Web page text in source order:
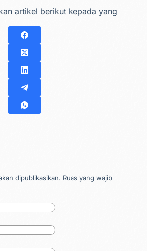
artikel berikut kepada yang
dipublikasikan. Ruas yang wajib